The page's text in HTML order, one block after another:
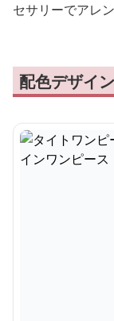
セサリーでアレ
配色デザイ